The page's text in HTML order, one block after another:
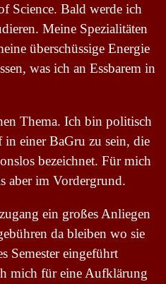
Science. Bald werde ich
Meine Spezialitäten
überschüssige Energie
was ich an Essbarem in
Thema. Ich bin politisch
in einer BaGru zu sein, die
bezeichnet. Für mich
aber im Vordergrund.
ein großes Anliegen
da bleiben wo sie
Semester eingeführt
mich für eine Aufklärung